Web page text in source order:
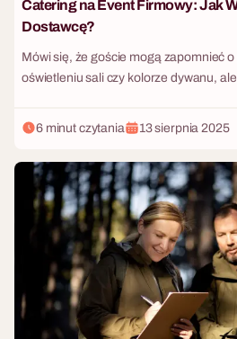
Catering na Event Firmowy: Jak
Dostawcę?
Mówi się, że goście mogą zapomnieć
oświetleniu sali czy kolorze dywanu,
talerzach. W 2026 roku catering na
narzędziem Employer Brandingu,
kluczowym elementem zarządzania
konferencji. Wybór odpowiedniego
wyzwanie, które wymaga pogodzenia
rosnących kosztów produktów
wymaganiami dietetycznymi
nietolerancje pokarmowe, diety keto).
menu, które nie tylko nasyci gości, ale
produktywność i zintegruje zespół
6 minut czytania 13 sierpnia 2025